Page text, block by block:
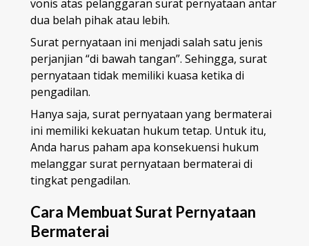
vonis atas pelanggaran surat pernyataan antar
dua belah pihak atau lebih.
Surat pernyataan ini menjadi salah satu jenis
perjanjian “di bawah tangan”. Sehingga, surat
pernyataan tidak memiliki kuasa ketika di
pengadilan.
Hanya saja, surat pernyataan yang bermaterai
ini memiliki kekuatan hukum tetap. Untuk itu,
Anda harus paham apa konsekuensi hukum
melanggar surat pernyataan bermaterai di
tingkat pengadilan.
Cara Membuat Surat Pernyataan
Bermaterai